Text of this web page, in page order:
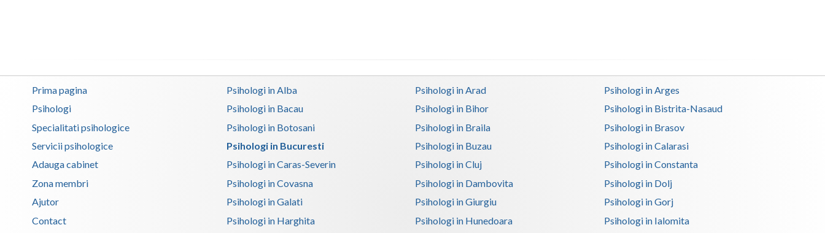
Covasna
Dambovita
Galati
Giurgiu
Gorj
Prima pagina
Psihologi
Specialitati psihologice
Servicii psihologice
Adauga cabinet
Zona membri
Ajutor
Contact
Psihologi in Alba Psihologi in Arad
Psihologi in Arges
Psihologi in Bacau
Psihologi in Bihor
Psihologi in Bistrita-Nasaud
Psihologi in Botosani
Psihologi in Braila
Psihologi in Brasov
Psihologi in Bucuresti
Psihologi in Buzau
Psihologi in Calarasi
Psihologi in Caras-Severin
Psihologi in Cluj
Psihologi in Constanta
Psihologi in Covasna
Psihologi in Dambovita
Psihologi in Dolj
Psihologi in Galati
Psihologi in Giurgiu
Psihologi in Gorj
Psihologi in Harghita
Psihologi in Hunedoara
Psihologi in Ialomita